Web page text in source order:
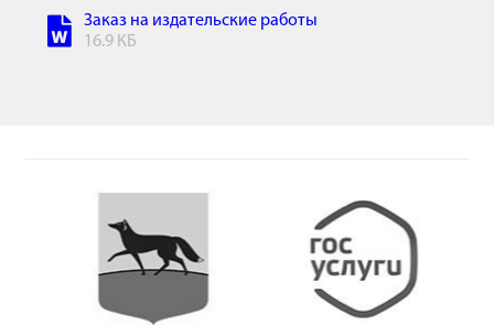
Заказ на издательские работы
16.9 КБ